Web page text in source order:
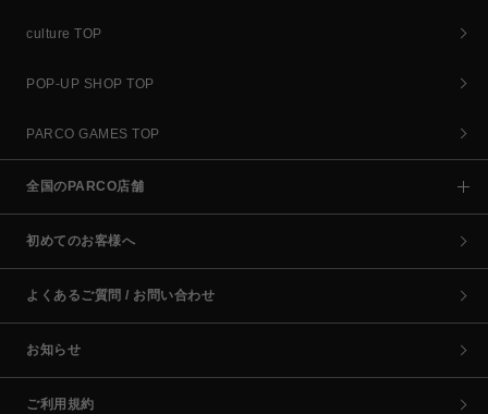
culture TOP
POP-UP SHOP TOP
PARCO GAMES TOP
全国のPARCO店舗
初めてのお客様へ
よくあるご質問 / お問い合わせ
お知らせ
ご利用規約